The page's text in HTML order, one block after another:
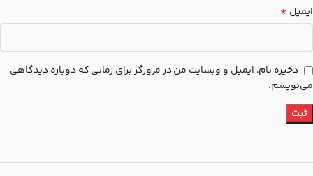
ایمیل *
ذخیره نام، ایمیل و وبسایت من در مرورگر برای زمانی که دوباره دیدگاهی
می‌نویسم.